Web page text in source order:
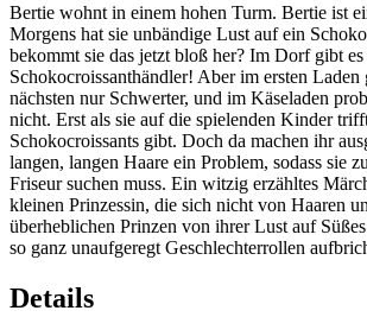
Bertie wohnt in einem hohen Turm. Bertie ist
Morgens hat sie unbändige Lust auf ein
bekommt sie das jetzt bloß her? Im Dorf gibt
Schokocroissanthändler! Aber im ersten
nächsten nur Schwerter, und im Käseladen
nicht. Erst als sie auf die spielenden Kinder
Schokocroissants gibt. Doch da machen ihr
langen, langen Haare ein Problem, sodass sie
Friseur suchen muss. Ein witzig erzähltes
kleinen Prinzessin, die sich nicht von Haaren
überheblichen Prinzen von ihrer Lust auf
so ganz unaufgeregt Geschlechterrollen
Details